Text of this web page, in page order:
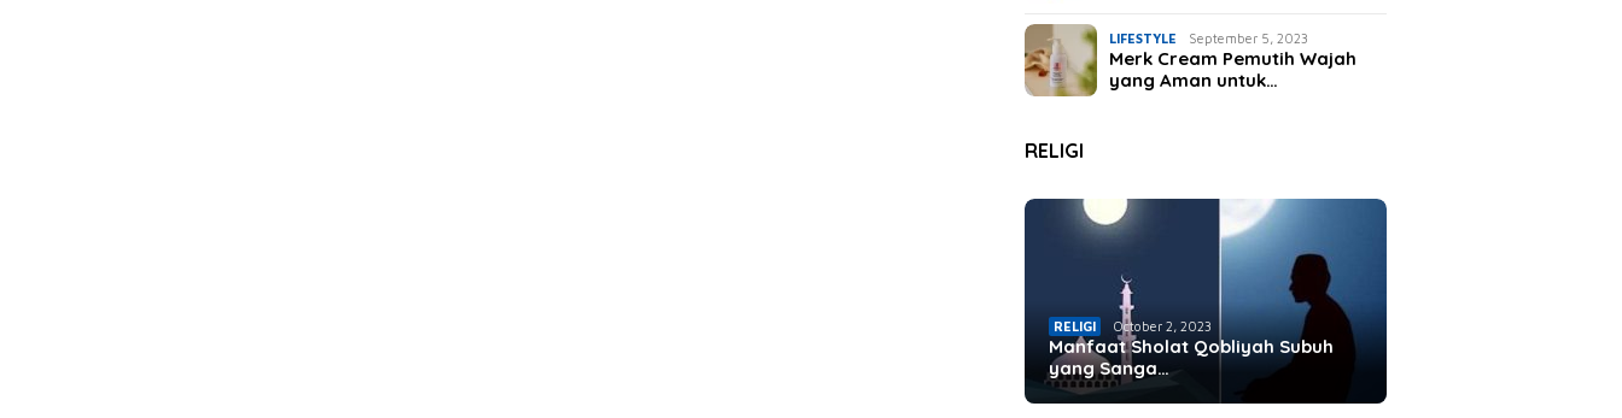
LIFESTYLE September 5, 2023
Merk Cream Pemutih Wajah
yang Aman untuk…
RELIGI
RELIGI
Hati G…
Siti Khadija…
RELIGI October 2, 2023
Manfaat Sholat Qobliyah Subuh
yang Sanga…